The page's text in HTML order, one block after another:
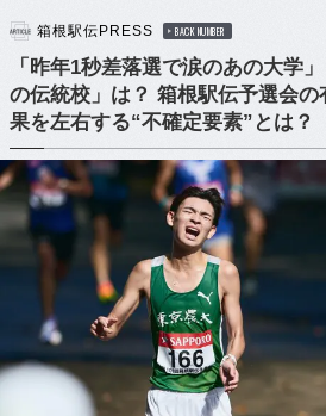
箱根駅伝PRESS BACK NUMBER
「昨年1秒差落選で涙のあの大学
の伝統校」は？ 箱根駅伝予選会
果を左右する“不確定要素”とは？